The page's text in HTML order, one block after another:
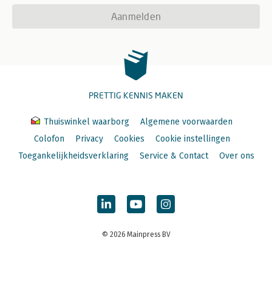
Aanmelden
PRETTIG KENNIS MAKEN
Thuiswinkel waarborg
Algemene voorwaarden
Colofon
Privacy Cookies
Cookie instellingen
Toegankelijkheidsverklaring
Service & Contact Over ons
© 2026 Mainpress BV